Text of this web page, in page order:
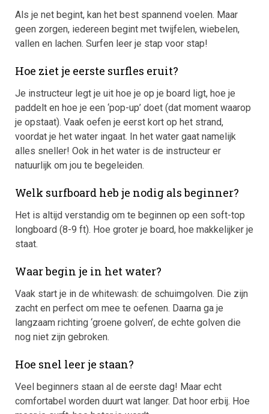
Als je net begint, kan het best spannend voelen. Maar
geen zorgen, iedereen begint met twijfelen, wiebelen,
vallen en lachen. Surfen leer je stap voor stap!
Hoe ziet je eerste surfles eruit?
Je instructeur legt je uit hoe je op je board ligt, hoe je
paddelt en hoe je een ‘pop-up’ doet (dat moment waarop
je opstaat). Vaak oefen je eerst kort op het strand,
voordat je het water ingaat. In het water gaat namelijk
alles sneller! Ook in het water is de instructeur er
natuurlijk om jou te begeleiden.
Welk surfboard heb je nodig als beginner?
Het is altijd verstandig om te beginnen op een soft-top
longboard (8-9 ft). Hoe groter je board, hoe makkelijker je
staat.
Waar begin je in het water?
Vaak start je in de whitewash: de schuimgolven. Die zijn
zacht en perfect om mee te oefenen. Daarna ga je
langzaam richting ‘groene golven’, de echte golven die
nog niet zijn gebroken.
Hoe snel leer je staan?
Veel beginners staan al de eerste dag! Maar echt
comfortabel worden duurt wat langer. Dat hoor erbij. Hoe